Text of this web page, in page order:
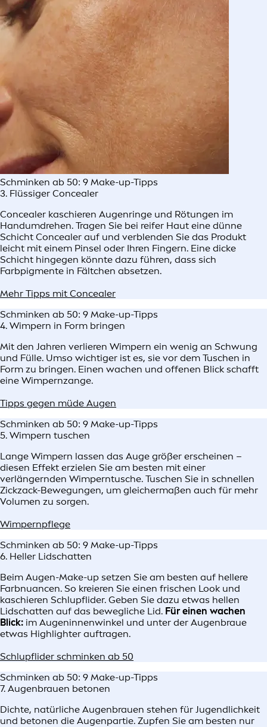
Schminken ab 50: 9 Make-up-Tipps
3. Flüssiger Concealer
Concealer kaschieren Augenringe und Rötungen im
Handumdrehen. Tragen Sie bei reifer Haut eine dünne
Schicht Concealer auf und verblenden Sie das Produkt
leicht mit einem Pinsel oder Ihren Fingern. Eine dicke
Schicht hingegen könnte dazu führen, dass sich
Farbpigmente in Fältchen absetzen.
Mehr Tipps mit Concealer
Schminken ab 50: 9 Make-up-Tipps
4. Wimpern in Form bringen
Mit den Jahren verlieren Wimpern ein wenig an Schwung
und Fülle. Umso wichtiger ist es, sie vor dem Tuschen in
Form zu bringen. Einen wachen und offenen Blick schafft
eine Wimpernzange.
Tipps gegen müde Augen
Schminken ab 50: 9 Make-up-Tipps
5. Wimpern tuschen
Lange Wimpern lassen das Auge größer erscheinen –
diesen Effekt erzielen Sie am besten mit einer
verlängernden Wimperntusche. Tuschen Sie in schnellen
Zickzack-Bewegungen, um gleichermaßen auch für mehr
Volumen zu sorgen.
Wimpernpflege
Schminken ab 50: 9 Make-up-Tipps
6. Heller Lidschatten
Beim Augen-Make-up setzen Sie am besten auf hellere
Farbnuancen. So kreieren Sie einen frischen Look und
kaschieren Schlupflider. Geben Sie dazu etwas hellen
Lidschatten auf das bewegliche Lid. Für einen wachen
Blick: im Augeninnenwinkel und unter der Augenbraue
etwas Highlighter auftragen.
Schlupflider schminken ab 50
Schminken ab 50: 9 Make-up-Tipps
7. Augenbrauen betonen
Dichte, natürliche Augenbrauen stehen für Jugendlichkeit
und betonen die Augenpartie. Zupfen Sie am besten nur